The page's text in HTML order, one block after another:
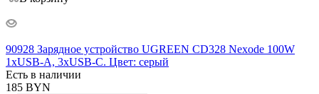
90928 Зарядное устройство UGREEN CD328 Nexode 100W
1xUSB-A, 3xUSB-C. Цвет: серый
Есть в наличии
185 BYN